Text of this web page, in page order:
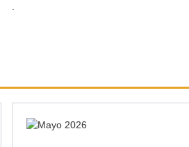
.